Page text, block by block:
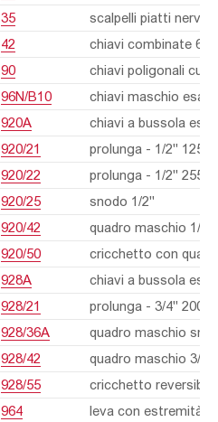
35
scalpelli piatti
42
chiavi combinate
90
chiavi poligonali
96N/B10
chiavi maschio
920A
chiavi a bussola
920/21
prolunga - 1/2" 125
920/22
prolunga - 1/2" 255
920/25
snodo 1/2"
920/42
quadro maschio 1/
920/50
cricchetto con
928A
chiavi a bussola
928/21
prolunga - 3/4" 200
928/36A
quadro maschio
928/42
quadro maschio 3/
928/55
cricchetto
964
leva con estremità a